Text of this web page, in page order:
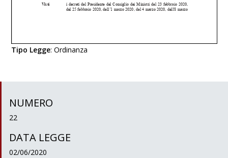
Tipo Legge:Ordinanza
NUMERO
22
DATA LEGGE
02/06/2020